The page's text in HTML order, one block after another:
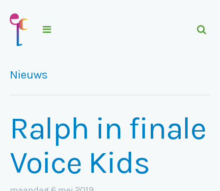
Nieuws
Ralph in finale
Voice Kids